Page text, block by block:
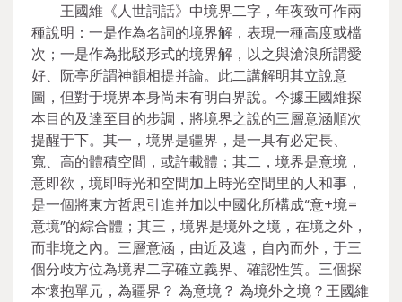
王國維《人世詞話》中境界二字，年夜致可作兩
種說明：一是作為名詞的境界解，表現一種高度或檔
次；一是作為批駁形式的境界解，以之與滄浪所謂愛
好、阮亭所謂神韻相提并論。此二講解明其立說意
圖，但對于境界本身尚未有明白界說。今據王國維探
本目的及達至目的步調，將境界之說的三層意涵順次
提醒于下。其一，境界是疆界，是一具有必定長、
寬、高的體積空間，或許載體；其二，境界是意境，
意即欲，境即時光和空間加上時光空間里的人和事，
是一個將東方哲思引進并加以中國化所構成“意+境=
意境”的綜合體；其三，境界是境外之境，在境之外，
而非境之內。三層意涵，由近及遠，自內而外，于三
個分歧方位為境界二字確立義界、確認性質。三個探
本懷抱單元，為疆界？ 為意境？ 為境外之境？王國維